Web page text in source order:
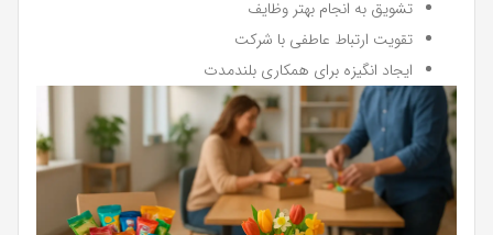
تشویق به انجام بهتر وظایف
تقویت ارتباط عاطفی با شرکت
ایجاد انگیزه برای همکاری بلندمدت